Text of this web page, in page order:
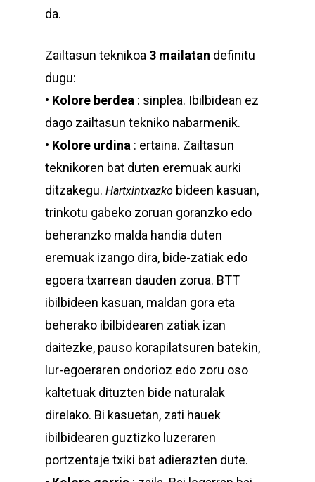
da.
Zailtasun teknikoa 3 mailatan definitu
dugu:
• Kolore berdea : sinplea. Ibilbidean ez
dago zailtasun tekniko nabarmenik.
• Kolore urdina : ertaina. Zailtasun
teknikoren bat duten eremuak aurki
ditzakegu. Hartxintxazko bideen kasuan,
trinkotu gabeko zoruan goranzko edo
beheranzko malda handia duten
eremuak izango dira, bide-zatiak edo
egoera txarrean dauden zorua. BTT
ibilbideen kasuan, maldan gora eta
beherako ibilbidearen zatiak izan
daitezke, pauso korapilatsuren batekin,
lur-egoeraren ondorioz edo zoru oso
kaltetuak dituzten bide naturalak
direlako. Bi kasuetan, zati hauek
ibilbidearen guztizko luzeraren
portzentaje txiki bat adierazten dute.